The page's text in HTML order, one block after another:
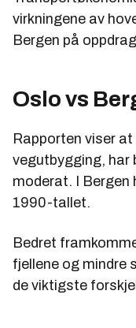
virkningene av
Bergen på
Oslo vs
Rapporten viser
vegutbygging, har
moderat. I Bergen
1990-tallet.
Bedret
fjellene og mindre
de viktigste